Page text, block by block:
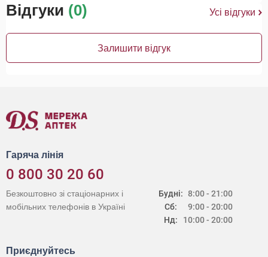
Відгуки (0) Усі відгуки
Залишити відгук
Гаряча лінія
0 800 30 20 60
Будні:
Сб:
Нд:
8:00 - 21:00
9:00 - 20:00
10:00 - 20:00
Безкоштовно зі стаціонарних і
мобільних телефонів в Україні
Приєднуйтесь